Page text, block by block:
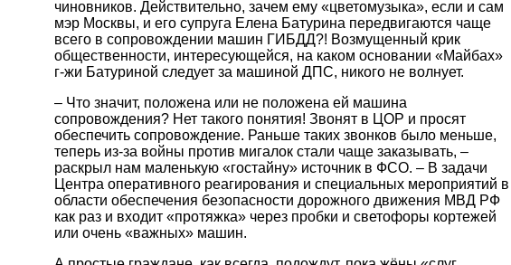
чиновников. Действительно, зачем ему «цветомузыка», если и сам
мэр Москвы, и его супруга Елена Батурина передвигаются чаще
всего в сопровождении машин ГИБДД?! Возмущенный крик
общественности, интересующейся, на каком основании «Майбах»
г-жи Батуриной следует за машиной ДПС, никого не волнует.
– Что значит, положена или не положена ей машина
сопровождения? Нет такого понятия! Звонят в ЦОР и просят
обеспечить сопровождение. Раньше таких звонков было меньше,
теперь из-за войны против мигалок стали чаще заказывать, –
раскрыл нам маленькую «гостайну» источник в ФСО. – В задачи
Центра оперативного реагирования и специальных мероприятий в
области обеспечения безопасности дорожного движения МВД РФ
как раз и входит «протяжка» через пробки и светофоры кортежей
или очень «важных» машин.